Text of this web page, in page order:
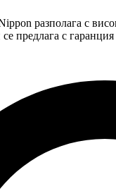
разполага с
предлага с гаранция